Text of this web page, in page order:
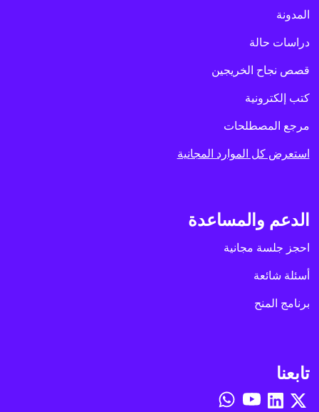
المدونة
دراسات حالة
قصص نجاح الخريجين
كتب إلكترونية
مرجع المصطلحات
استعرض كل الموارد المجانية
الدعم والمساعدة
احجز جلسة مجانية
أسئلة شائعة
برنامج المنح
تابعنا